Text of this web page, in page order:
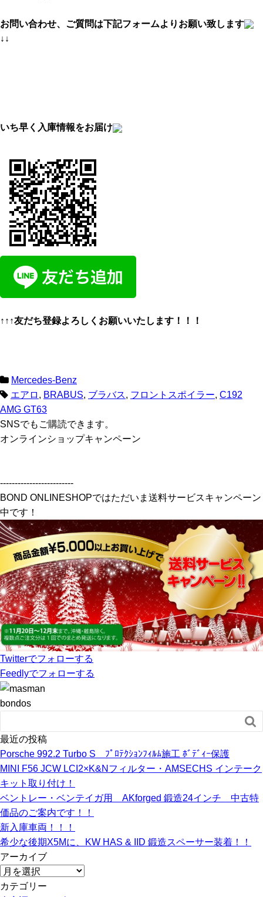
お問い合わせ、ご質問は下記フォームよりお願い致します
↓↓
いち早く入庫情報をお届け
↑↑↑友だち登録よろしくお願いいたします！！！
Mercedes-Benz
エアロ , BRABUS, ブラバス, フロントスポイラー, C192
AMG GT63
SNSでもご購読できます。
オンラインショップキャンペーン
-------------------------
BOND ONLINESHOPではただいま送料サービスキャンペーン
中です！
Twitterでフォローする
Feedlyでフォローする
bondos

最近の投稿
Porsche 992.2 Turbo S ﾌﾟﾛﾃｸｼｮﾝﾌｨﾙﾑ施工 ﾎﾞﾃﾞｨｰ保護
MINI F56 JCW LCI2×K&Nフィルター・AMSECHS インテーク
キット取り付け！
ベントレー・ベンテイガ用 AKforged 鍛造24インチ 中古特
価品のご案内です！！
新入庫車両！！！
希少な後期X5Mに、KW HAS & IID 鍛造スペーサー装着！！
アーカイブ
ア
ー
カテゴリー